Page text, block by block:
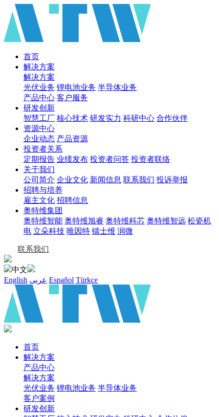
首页
解决方案
解决方案
光伏业务 锂电池业务 半导体业务
产品中心 客户服务
研发创新
智慧工厂 核心技术 研发实力 科研中心 合作伙伴
资源中心
企业动态 产品资源
投资者关系
定期报告 业绩发布 投资者问答 投资者联络
关于我们
公司简介 企业文化 新闻信息 联系我们 投诉举报
招聘与培养
雇主文化 招聘信息
奥特维集团
奥特维智能 奥特维旭睿 奥特维科芯 奥特维智远 松瓷机
电 立朵科技 唯因特 镭士维 润微
联系我们
中文
English عربى Español Türkçe
首页
解决方案
产品中心
解决方案
光伏业务 锂电池业务 半导体业务
客户案例
研发创新